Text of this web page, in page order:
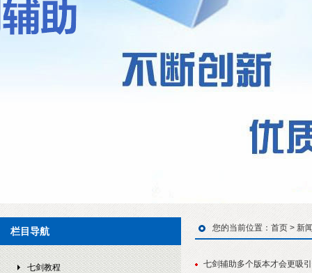
栏目导航
七剑教程
您的当前位置： 首页 > 新
七剑辅助多个版本才会更吸